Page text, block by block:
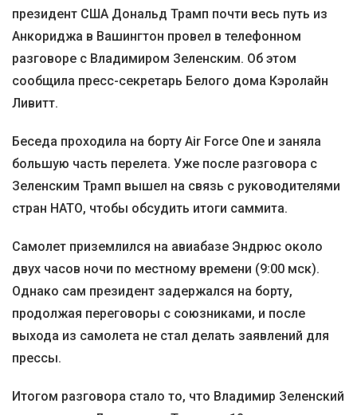
президент США Дональд Трамп почти весь путь из
Анкориджа в Вашингтон провел в телефонном
разговоре с Владимиром Зеленским. Об этом
сообщила пресс-секретарь Белого дома Кэролайн
Ливитт.
Беседа проходила на борту Air Force One и заняла
большую часть перелета. Уже после разговора с
Зеленским Трамп вышел на связь с руководителями
стран НАТО, чтобы обсудить итоги саммита.
Самолет приземлился на авиабазе Эндрюс около
двух часов ночи по местному времени (9:00 мск).
Однако сам президент задержался на борту,
продолжая переговоры с союзниками, и после
выхода из самолета не стал делать заявлений для
прессы.
Итогом разговора стало то, что Владимир Зеленский